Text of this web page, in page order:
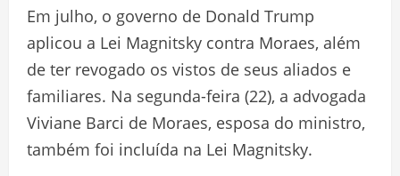
Em julho, o governo de Donald Trump
aplicou a Lei Magnitsky contra Moraes, além
de ter revogado os vistos de seus aliados e
familiares. Na segunda-feira (22), a advogada
Viviane Barci de Moraes, esposa do ministro,
também foi incluída na Lei Magnitsky.